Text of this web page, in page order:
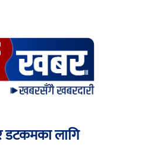
डटकमका लागि